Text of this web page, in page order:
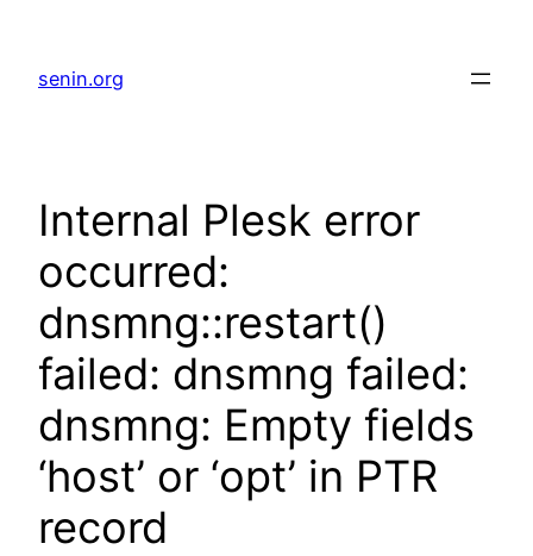
senin.org
Internal Plesk error
occurred:
dnsmng::restart()
failed: dnsmng failed:
dnsmng: Empty fields
‘host’ or ‘opt’ in PTR
record